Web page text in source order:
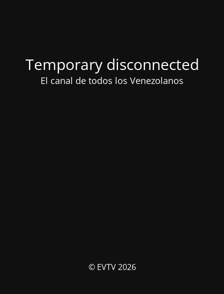
Temporary disconnected
El canal de todos los Venezolanos
© EVTV 2026